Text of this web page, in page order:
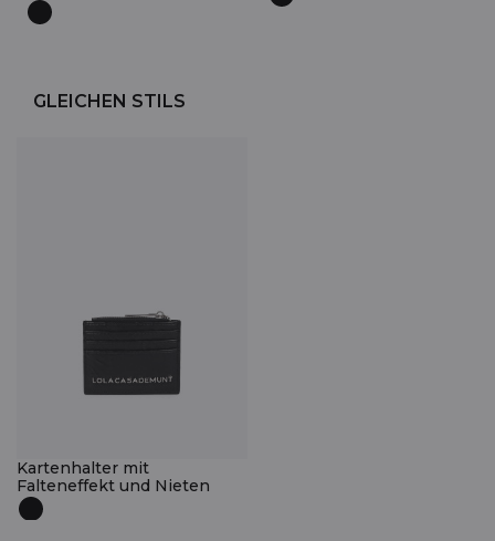
GLEICHEN STILS
Kartenhalter mit
Falteneffekt und Nieten